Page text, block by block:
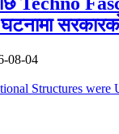
08-04